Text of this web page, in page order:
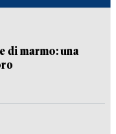
di marmo: una